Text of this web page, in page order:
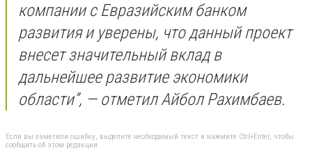
компании с Евразийским банком
развития и уверены, что данный проект
внесет значительный вклад в
дальнейшее развитие экономики
области”, — отметил Айбол Рахимбаев.
Если вы заметили ошибку, выделите необходимый текст и нажмите Ctrl+Enter, чтобы
сообщить об этом редакции